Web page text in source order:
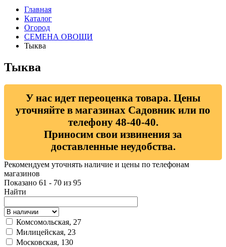
Главная
Каталог
Огород
СЕМЕНА ОВОЩИ
Тыква
Тыква
У нас идет переоценка товара. Цены
уточняйте в магазинах Садовник или по
телефону 48-40-40.
Приносим свои извинения за
доставленные неудобства.
Рекомендуем уточнять наличие и цены по телефонам
магазинов
Показано 61 - 70 из 95
Найти
Комсомольская, 27
Милицейская, 23
Московская, 130